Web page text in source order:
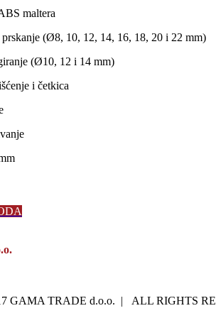
maltera
prskanje (Ø8, 10, 12, 14, 16, 18, 20 i 22 mm)
(Ø10, 12 i 14 mm)
i četkica
GAMA TRADE d.o.o. | ALL RIGHTS